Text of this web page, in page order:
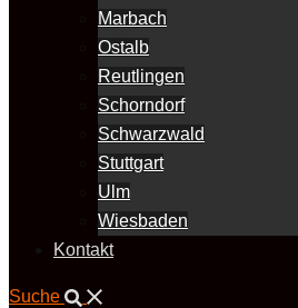
Marbach
Ostalb
Reutlingen
Schorndorf
Schwarzwald
Stuttgart
Ulm
Wiesbaden
Kontakt
Suche